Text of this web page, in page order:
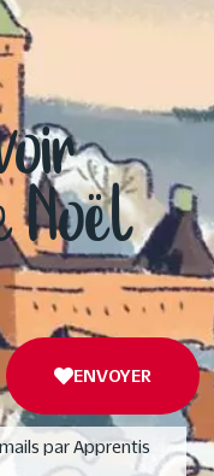
Noël
par Apprentis
ENVOYER